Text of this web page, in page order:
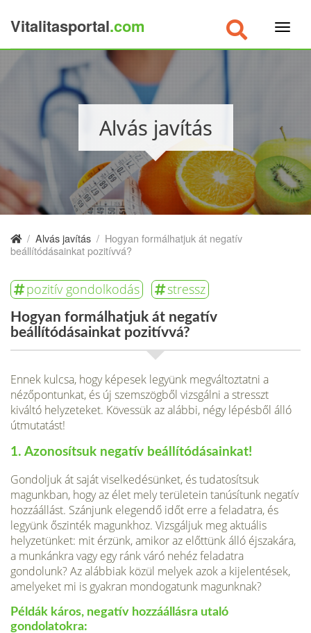
Vitalitasportal.com
Alvás javítás
/ Alvás javítás / Hogyan formálhatjuk át negatív
beállítódásainkat pozitívvá?
pozitív gondolkodás stressz
Hogyan formálhatjuk át negatív
beállítódásainkat pozitívvá?
Ennek kulcsa, hogy képesek legyünk megváltoz­tatni a
nézőpontunkat, és új szemszögből vizsgálni a stresszt
kiváltó helyzeteket. Kövessük az alábbi, négy lépésből álló
útmutatást!
1. Azonosítsuk negatív beállítódásainkat!
Gondoljuk át saját viselkedésünket, és tudatosítsuk
magunkban, hogy az élet mely területein tanúsítunk negatív
hozzáállást. Szánjunk ele­gendő időt erre a feladatra, és
legyünk őszinték magunkhoz. Vizsgáljuk meg aktuális
helyzetünket: mit érzünk, amikor az előttünk álló éjsza­kára,
a munkánkra vagy egy ránk váró nehéz feladatra
gondolunk? Az alábbiak közül melyek azok a kijelentések,
amelyeket mi is gyakran mondogatunk magunknak?
Példák káros, negatív hozzáállásra utaló
gondolatokra:
×